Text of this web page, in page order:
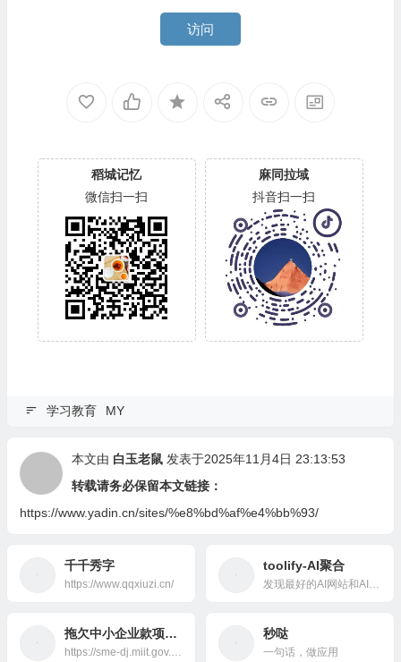
访问
稻城记忆
微信扫一扫
麻同拉域
抖音扫一扫
学习教育 MY
本文由 白玉老鼠 发表于2025年11月4日 23:13:53
转载请务必保留本文链接：
https://www.yadin.cn/sites/%e8%bd%af%e4%bb%93/
千千秀字
https://www.qqxiuzi.cn/
toolify-AI聚合
发现最好的AI网站和AI工具
拖欠中小企业款项投诉 秒哒
一句话，做应用